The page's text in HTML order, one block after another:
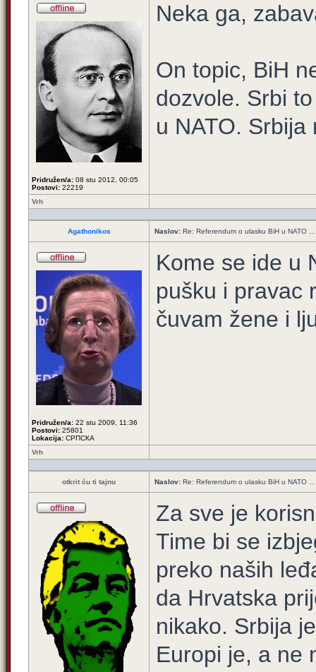
Pridružen/a: 08 stu 2012, 00:05
Postovi: 22219
Neka ga,
On topic, BiH
dozvole. Srbi
u NATO.
Vrh
Agathonikos Naslov: Re: Referendum o ulasku BiH u NATO ...
Pridružen/a: 22 stu 2009, 11:36
Postovi: 25801
Lokacija: СРПСКА
Kome se ide u
pušku i pravac
čuvam žene i
Vrh
otkrit ću ti tajnu Naslov: Re: Referendum o ulasku BiH u NATO ...
Za sve je
Time bi se
preko naših
da Hrvatska
nikako. Srbija
Europi je, a ne